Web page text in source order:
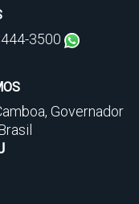
3500
, Governador